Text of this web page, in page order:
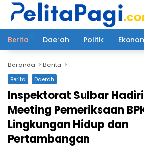
Langsung
Berita
Daerah Politik
Beranda Berita
Berita Daerah
Inspektorat Sulbar
Meeting Pemeriksaan
Lingkungan Hidup dan
Pertambangan